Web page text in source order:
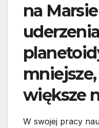
na
większe
W swojej pracy